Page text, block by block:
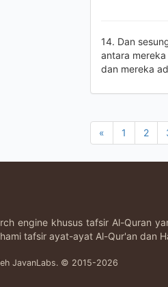
14. Dan
antara
dan mereka
« 1 2
engine khusus tafsir Al-Quran
tafsir ayat-ayat Al-Qur'an dan
JavanLabs. © 2015-2026